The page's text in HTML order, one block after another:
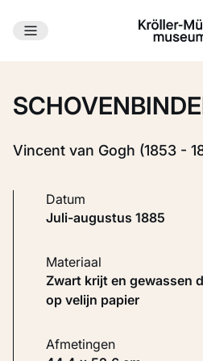
Ga naar hoofdinhoud
Vincent van Gogh (1853 -
Datum
juli-augustus 1885
Materiaal
Zwart krijt en gewassen door gebruik van fixatief
op velijn papier
Afmetingen